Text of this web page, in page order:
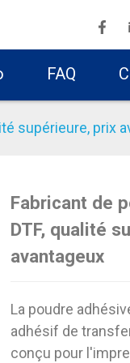
FAQ
supérieure, prix
Fabricant de
DTF, qualité
avantageux
La poudre
adhésif de
conçu pour